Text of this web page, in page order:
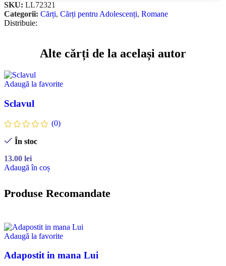
SKU: LL72321
Categorii: Cărți, Cărți pentru Adolescenți, Romane
Distribuie:
Alte cărți de la același autor
Adaugă la favorite
Sclavul
(0)
În stoc
13.00 lei
Adaugă în coș
Produse Recomandate
Adaugă la favorite
Adapostit in mana Lui